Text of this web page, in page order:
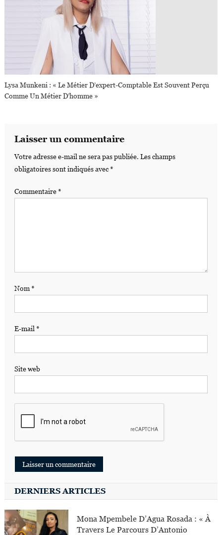
Lysa Munkeni : « Le Métier D’expert-Comptable Est Souvent Perçu
Comme Un Métier D’homme »
Laisser un commentaire
Votre adresse e-mail ne sera pas publiée. Les champs
obligatoires sont indiqués avec*
Commentaire*
Nom*
E-mail *
Site web
DERNIERS ARTICLES
Mona Mpembele D’Agua Rosada : « À
Travers Le Parcours D’Antonio